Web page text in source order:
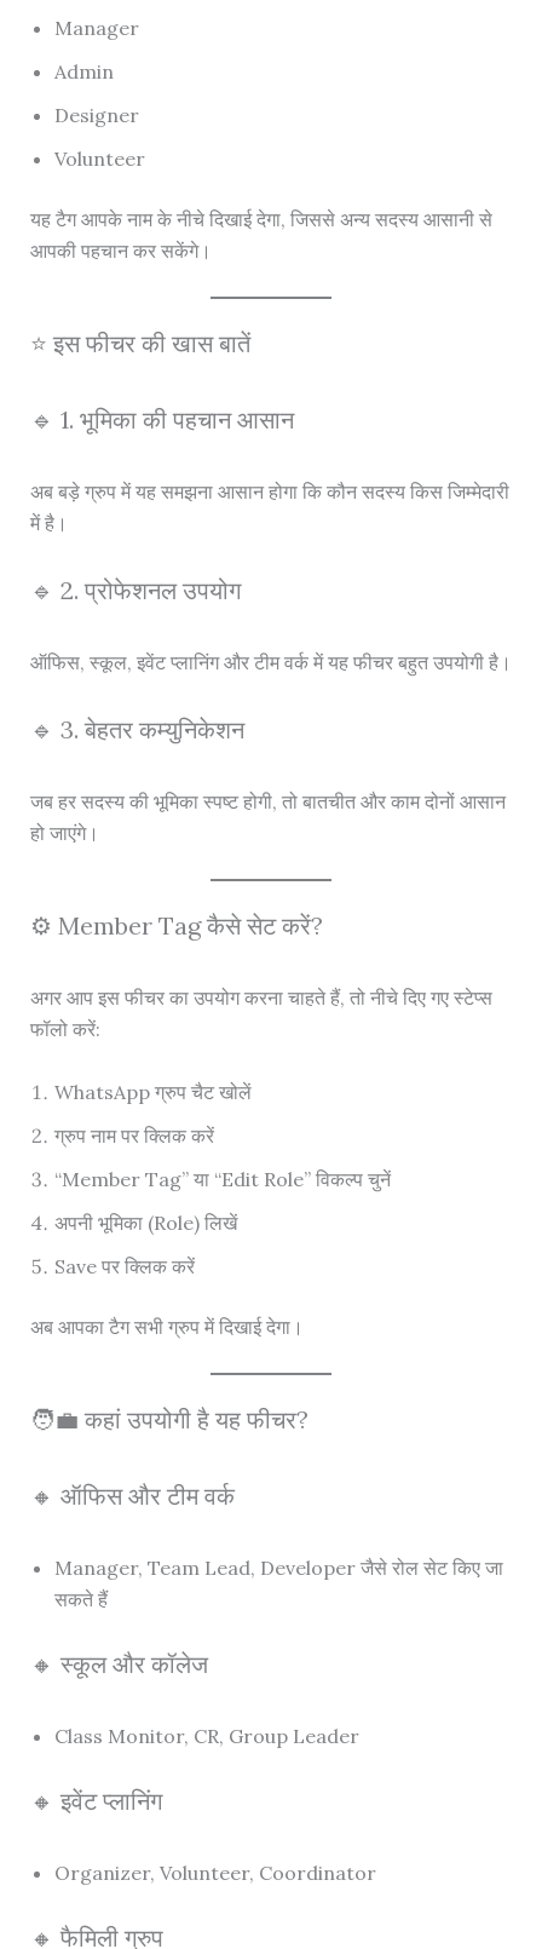
Manager
Admin
Designer
Volunteer
यह टैग आपके नाम के नीचे दिखाई देगा, जिससे अन्य सदस्य आसानी से
आपकी पहचान कर सकेंगे।
⭐ इस फीचर की खास बातें
🔹 1. भूमिका की पहचान आसान
अब बड़े ग्रुप में यह समझना आसान होगा कि कौन सदस्य किस जिम्मेदारी
में है।
🔹 2. प्रोफेशनल उपयोग
ऑफिस, स्कूल, इवेंट प्लानिंग और टीम वर्क में यह फीचर बहुत उपयोगी है।
🔹 3. बेहतर कम्युनिकेशन
जब हर सदस्य की भूमिका स्पष्ट होगी, तो बातचीत और काम दोनों आसान
हो जाएंगे।
⚙️ Member Tag कैसे सेट करें?
अगर आप इस फीचर का उपयोग करना चाहते हैं, तो नीचे दिए गए स्टेप्स
फॉलो करें:
WhatsApp ग्रुप चैट खोलें
ग्रुप नाम पर क्लिक करें
“Member Tag” या “Edit Role” विकल्प चुनें
अपनी भूमिका (Role) लिखें
Save पर क्लिक करें
अब आपका टैग सभी ग्रुप में दिखाई देगा।
🧑‍💼 कहां उपयोगी है यह फीचर?
🔸 ऑफिस और टीम वर्क
Manager, Team Lead, Developer जैसे रोल सेट किए जा
सकते हैं
🔸 स्कूल और कॉलेज
Class Monitor, CR, Group Leader
🔸 इवेंट प्लानिंग
Organizer, Volunteer, Coordinator
🔸 फैमिली ग्रुप